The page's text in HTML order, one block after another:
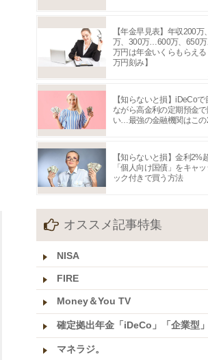
【年金早見表】年収200万
万、300万…600万、650
万円は年金いくらもらえ
万円刻み】
【知らないと損】iDeCoで
ながら高金利の定期預金
い…最強の金融機関はこの
【知らないと損】金利2%
「個人向け国債」をキャ
ック付きで買う方法
オススメ記事特集
NISA
FIRE
Money＆You TV
確定拠出年金「iDeCo」「企業型」
マネラジ。